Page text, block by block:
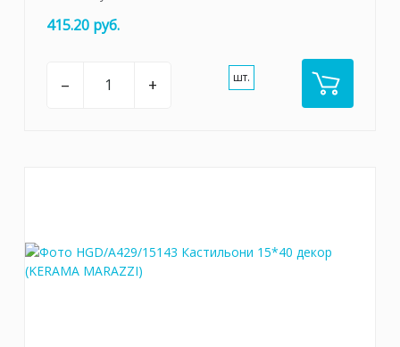
415.20 руб.
– + шт.